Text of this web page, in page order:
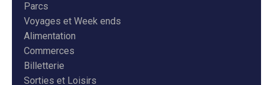
Parcs
Voyages et Week ends
Alimentation
Commerces
Billetterie
Sorties et Loisirs